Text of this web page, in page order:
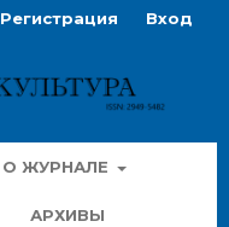
О ЖУРНАЛЕ
АРХИВЫ
Регистрация Вход